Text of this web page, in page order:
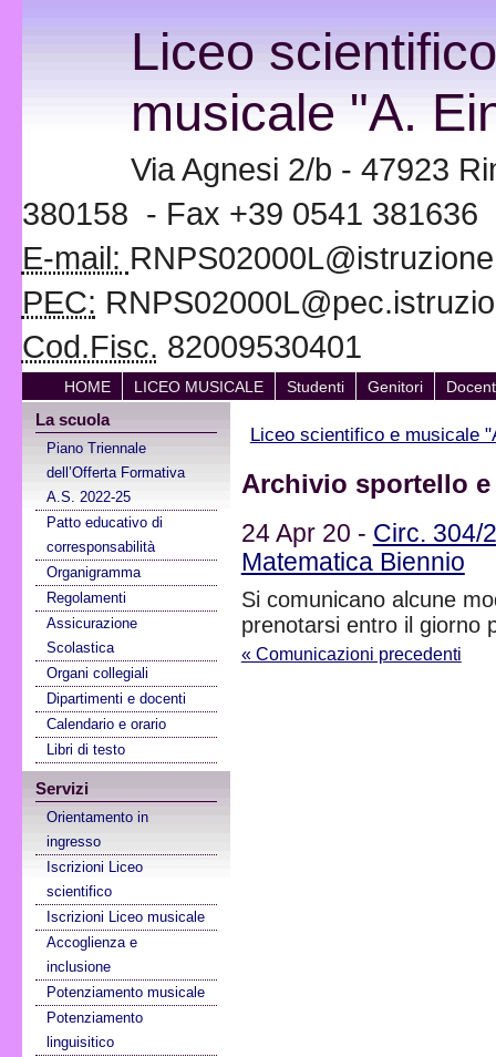
Liceo
musicale "A.
Via Agnesi 2/b - 47923
380158 - Fax +39 0541 381636
E-mail:
PEC:
Cod.Fisc. 82009530401
HOME LICEO MUSICALE Studenti Genitori
La scuola
Piano Triennale
dell’Offerta Formativa
A.S. 2022-25
Patto educativo di
corresponsabilità
Organigramma
Regolamenti
Assicurazione
Scolastica
Organi collegiali
Dipartimenti e docenti
Calendario e orario
Libri di testo
Servizi
Orientamento in
ingresso
Iscrizioni Liceo
scientifico
Iscrizioni Liceo musicale
Accoglienza e
inclusione
Potenziamento musicale
Potenziamento
linguisitico
Liceo scientifico e musicale
Archivio sportello e
24 Apr 20 - Circ. 304/
Matematica Biennio
Si comunicano alcune
prenotarsi entro il giorno
« Comunicazioni precedenti